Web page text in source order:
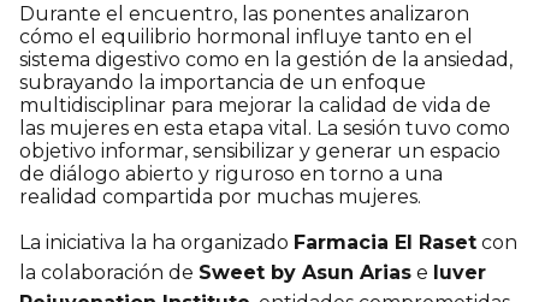
Durante el encuentro, las ponentes analizaron
cómo el equilibrio hormonal influye tanto en el
sistema digestivo como en la gestión de la ansiedad,
subrayando la importancia de un enfoque
multidisciplinar para mejorar la calidad de vida de
las mujeres en esta etapa vital. La sesión tuvo como
objetivo informar, sensibilizar y generar un espacio
de diálogo abierto y riguroso en torno a una
realidad compartida por muchas mujeres.
La iniciativa la ha organizado Farmacia El Raset con
la colaboración de Sweet by Asun Arias e Iuver